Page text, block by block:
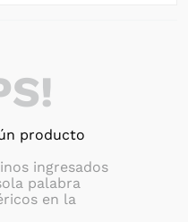
producto
ingresados
palabra
en la